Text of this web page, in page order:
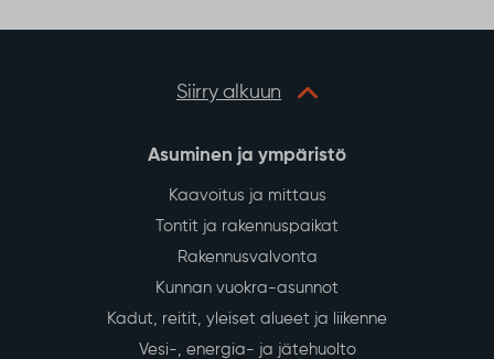
Siirry alkuun
Asuminen ja ympäristö
Kaavoitus ja mittaus
Tontit ja rakennuspaikat
Rakennusvalvonta
Kunnan vuokra-asunnot
Kadut, reitit, yleiset alueet ja liikenne
Vesi-, energia- ja jätehuolto